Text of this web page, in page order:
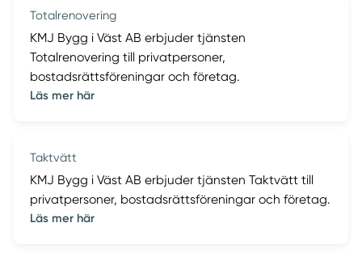
Totalrenovering
KMJ Bygg i Väst AB erbjuder tjänsten
Totalrenovering till privatpersoner,
bostadsrättsföreningar och företag.
Läs mer här
Taktvätt
KMJ Bygg i Väst AB erbjuder tjänsten Taktvätt till
privatpersoner, bostadsrättsföreningar och företag.
Läs mer här